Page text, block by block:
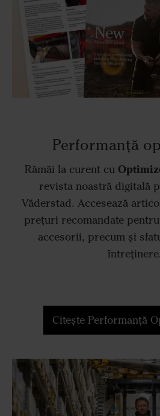
Performanță
Rămâi la curent cu
revista noastră digitală
Väderstad. Accesează
prețuri recomandate
accesorii, precum și
întreținere.
Citește Performanță